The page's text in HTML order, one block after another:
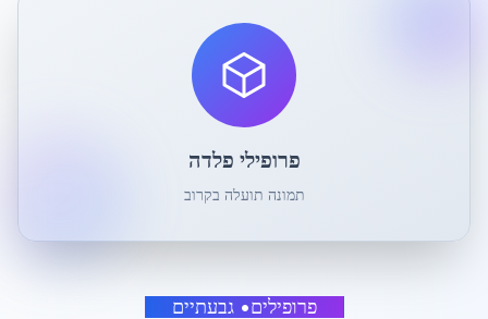
פרופילים•גבעתיים
פרופילי פלדה
תמונה תועלה בקרוב